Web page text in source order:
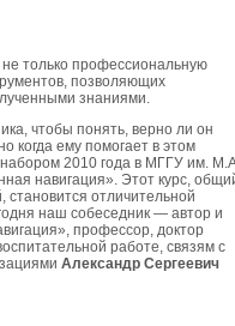
только профессиональную
позволяющих
знаниями.
чтобы понять, верно ли он
когда ему помогает в этом
2010 года в МГГУ им.
навигация». Этот курс,
становится отличительной
наш собеседник — автор и
профессор, доктор
работе, связям с
Александр Сергеевич